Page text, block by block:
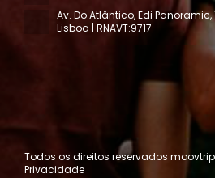
Av. Do Atlântico, Edi Panoramic,
Lisboa | RNAVT:9717
Todos os direitos reservados
Privacidade